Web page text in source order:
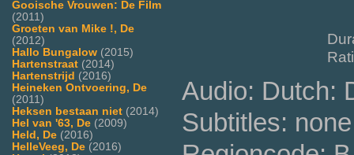
Gooische Vrouwen: De Film
(2011)
Groeten van Mike !, De
(2012)
Hallo Bungalow (2015)
Hartenstraat (2014)
Hartenstrijd (2016)
Heineken Ontvoering, De
(2011)
Heksen bestaan niet (2014)
Hel van '63, De (2009)
Held, De (2016)
HelleVeeg, De (2016)
Audio: Dutch:
Subtitles: none